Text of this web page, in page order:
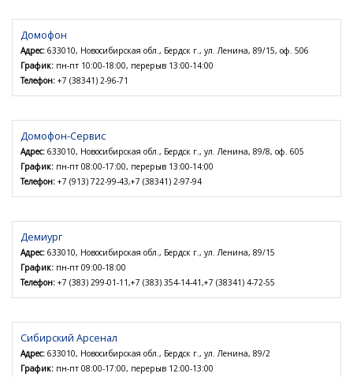
Домофон
Адрес: 633010, Новосибирская обл., Бердск г., ул. Ленина, 89/15, оф. 506
График: пн-пт 10:00-18:00, перерыв 13:00-14:00
Телефон: +7 (38341) 2-96-71
Домофон-Сервис
Адрес: 633010, Новосибирская обл., Бердск г., ул. Ленина, 89/8, оф. 605
График: пн-пт 08:00-17:00, перерыв 13:00-14:00
Телефон: +7 (913) 722-99-43,+7 (38341) 2-97-94
Демиург
Адрес: 633010, Новосибирская обл., Бердск г., ул. Ленина, 89/15
График: пн-пт 09:00-18:00
Телефон: +7 (383) 299-01-11,+7 (383) 354-14-41,+7 (38341) 4-72-55
Сибирский Арсенал
Адрес: 633010, Новосибирская обл., Бердск г., ул. Ленина, 89/2
График: пн-пт 08:00-17:00, перерыв 12:00-13:00